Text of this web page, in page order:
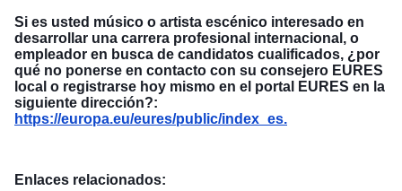
Si es usted músico o artista escénico interesado en
desarrollar una carrera profesional internacional, o
empleador en busca de candidatos cualificados, ¿por
qué no ponerse en contacto con su consejero EURES
local o registrarse hoy mismo en el portal EURES en la
siguiente dirección?:
https://europa.eu/eures/public/index_ es.
Enlaces relacionados: